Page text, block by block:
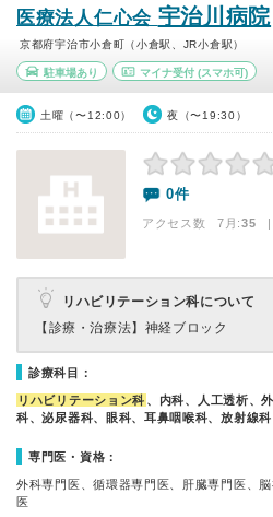
医療法人仁心会 宇治川病院
京都府宇治市小倉町（小倉駅、JR小倉駅）
駐車場あり マイナ受付(スマホ可)
土曜（〜12:00） 夜（〜19:30）
0件
アクセス数 7月:35 |
リハビリテーション科について
【診療・治療法】 神経ブロック
診療科目：
リハビリテーション科 、内科、人工透析、
科、泌尿器科、眼科、耳鼻咽喉科、放射線科
専門医・資格：
外科専門医、循環器専門医、肝臓専門医、
医